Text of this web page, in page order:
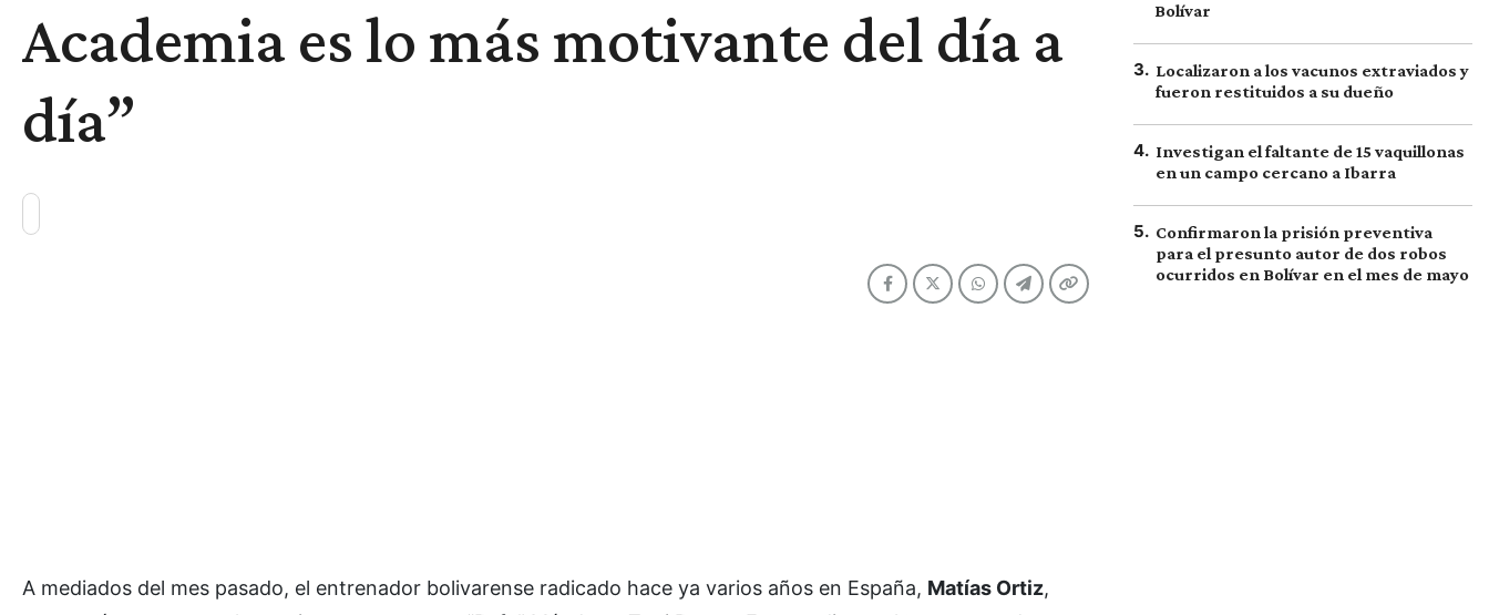
Academia es lo más motivante del día a
día”
A mediados del mes pasado, el entrenador bolivarense radicado hace ya varios años en España, Matías Ortiz,
Bolívar
3. Localizaron a los vacunos extraviados y
fueron restituidos a su dueño
4. Investigan el faltante de 15 vaquillonas
en un campo cercano a Ibarra
5. Confirmaron la prisión preventiva
para el presunto autor de dos robos
ocurridos en Bolívar en el mes de mayo